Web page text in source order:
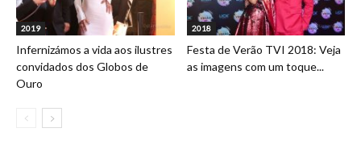
2019
Infernizámos a vida aos ilustres
convidados dos Globos de
Ouro
2018
Festa de Verão TVI 2018: Veja
as imagens com um toque...